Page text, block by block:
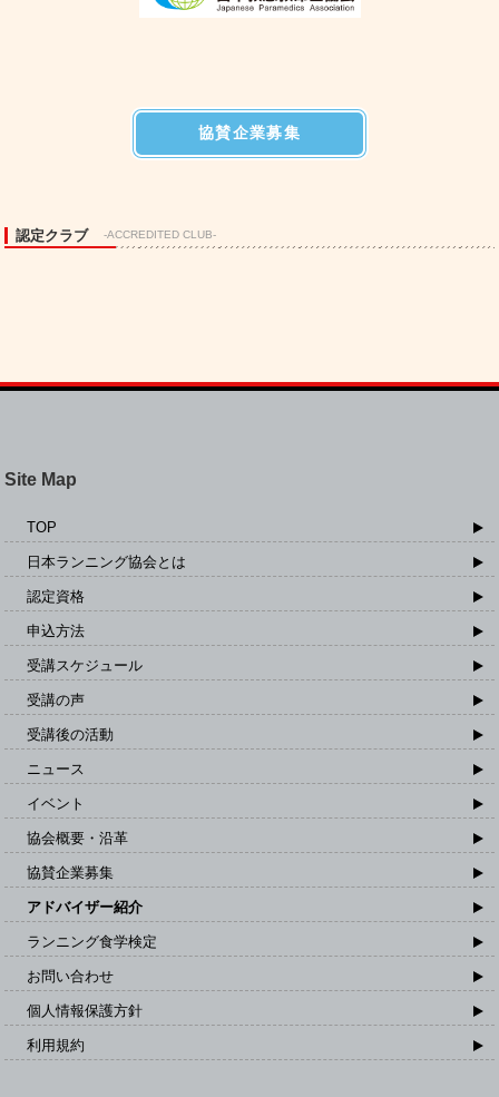
協賛企業募集
認定クラブ -ACCREDITED CLUB-
Site Map
TOP
日本ランニング協会とは
認定資格
申込方法
受講スケジュール
受講の声
受講後の活動
ニュース
イベント
協会概要・沿革
協賛企業募集
アドバイザー紹介
ランニング食学検定
お問い合わせ
個人情報保護方針
利用規約